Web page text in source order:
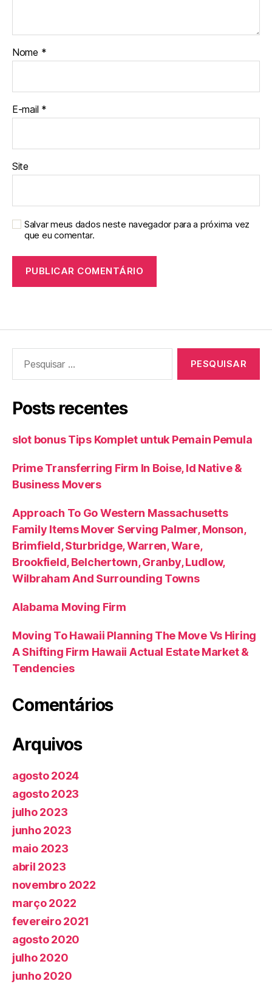
Nome *
E-mail *
Site
Salvar meus dados neste navegador para a próxima vez
que eu comentar.
por:
Posts recentes
slot bonus Tips Komplet untuk Pemain Pemula
Prime Transferring Firm In Boise, Id Native &
Business Movers
Approach To Go Western Massachusetts
Family Items Mover Serving Palmer, Monson,
Brimfield, Sturbridge, Warren, Ware,
Brookfield, Belchertown, Granby, Ludlow,
Wilbraham And Surrounding Towns
Alabama Moving Firm
Moving To Hawaii Planning The Move Vs Hiring
A Shifting Firm Hawaii Actual Estate Market &
Tendencies
Comentários
Arquivos
agosto 2024
agosto 2023
julho 2023
junho 2023
maio 2023
abril 2023
novembro 2022
março 2022
fevereiro 2021
agosto 2020
julho 2020
junho 2020